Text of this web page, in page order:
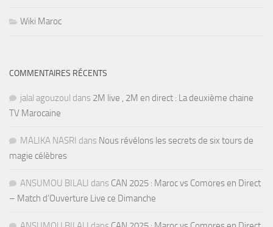
Wiki Maroc
COMMENTAIRES RÉCENTS
jalal agouzoul dans 2M live , 2M en direct : La deuxième chaine
TV Marocaine
MALIKA NASRI dans Nous révélons les secrets de six tours de
magie célèbres
ANSUMOU BILALI dans CAN 2025 : Maroc vs Comores en Direct
– Match d’Ouverture Live ce Dimanche